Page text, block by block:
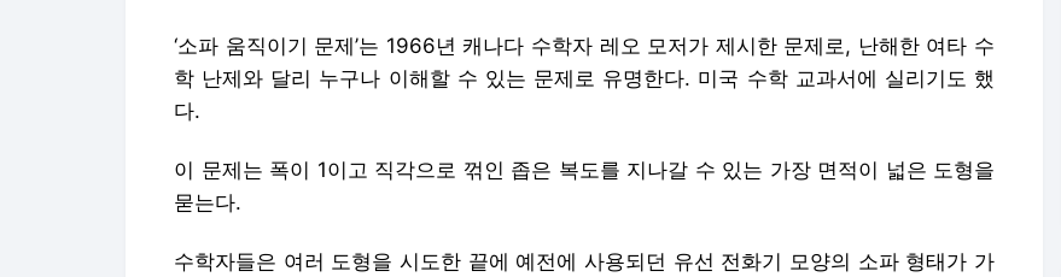
‘소파 움직이기 문제’는 1966년 캐나다 수학자 레오 모저가 제시한 문제로, 난해한 여타 수
학 난제와 달리 누구나 이해할 수 있는 문제로 유명한다. 미국 수학 교과서에 실리기도 했
다.
이 문제는 폭이 1이고 직각으로 꺾인 좁은 복도를 지나갈 수 있는 가장 면적이 넓은 도형을
묻는다.
수학자들은 여러 도형을 시도한 끝에 예전에 사용되던 유선 전화기 모양의 소파 형태가 가